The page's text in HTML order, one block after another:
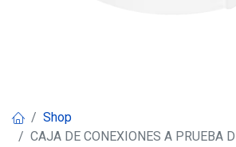
Shop
CAJA DE CONEXIONES A PRUEBA